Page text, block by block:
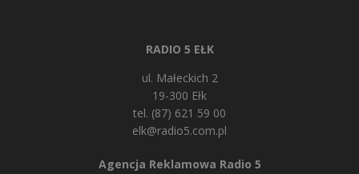
RADIO 5 EŁK
ul. Małeckich 2
19-300 Ełk
tel. (87) 621 59 00
elk@radio5.com.pl
Agencja Reklamowa Radio 5